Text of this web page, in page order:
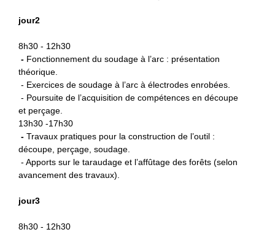
jour2
8h30 - 12h30
- Fonctionnement du soudage à l’arc : présentation
théorique.
- Exercices de soudage à l’arc à électrodes enrobées.
- Poursuite de l’acquisition de compétences en découpe
et perçage.
13h30 -17h30
- Travaux pratiques pour la construction de l’outil :
découpe, perçage, soudage.
- Apports sur le taraudage et l’affûtage des forêts (selon
avancement des travaux).
jour3
8h30 - 12h30